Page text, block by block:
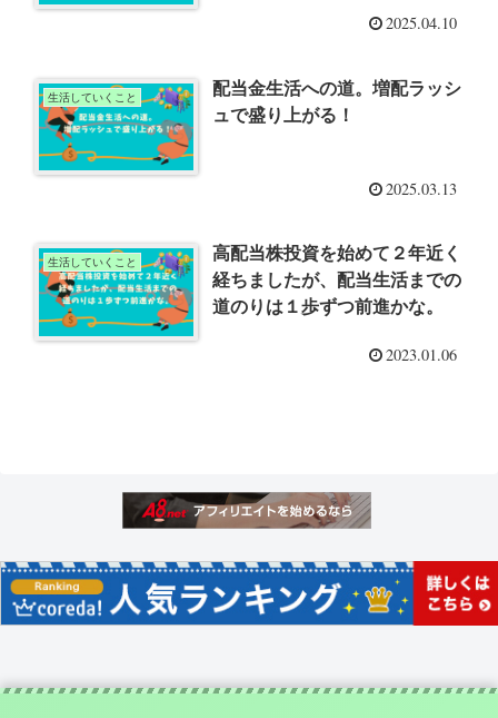
2025.04.10
生活していくこと
配当金生活への道。増配ラッシ
ュで盛り上がる！
2025.03.13
生活していくこと
高配当株投資を始めて２年近く
経ちましたが、配当生活までの
道のりは１歩ずつ前進かな。
2023.01.06